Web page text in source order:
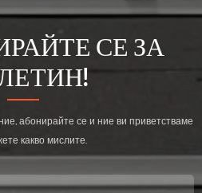
СЕ ЗА
абонирайте се и ние ви приветстваме
какво мислите.